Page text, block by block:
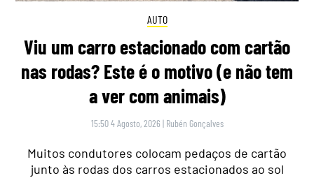
AUTO
Viu um carro estacionado com cartão
nas rodas? Este é o motivo (e não tem
a ver com animais)
15:50 4 Agosto, 2026 | Rubén Gonçalves
Muitos condutores colocam pedaços de cartão
junto às rodas dos carros estacionados ao sol